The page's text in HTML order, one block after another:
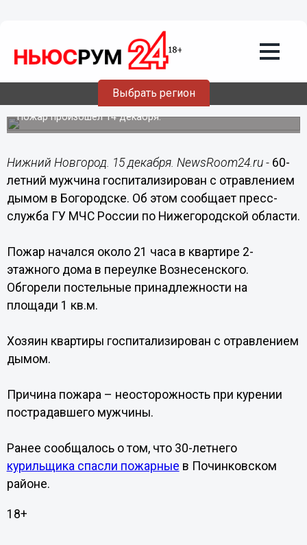
Выбрать регион
15.12.201712:19
60-летний мужчина госпитализирован
с отравлением дымом в Богородске
Пожар произошел 14 декабря.
Нижний Новгород. 15 декабря. NewsRoom24.ru - 60-
летний мужчина госпитализирован с отравлением
дымом в Богородске. Об этом сообщает пресс-
служба ГУ МЧС России по Нижегородской области.
Пожар начался около 21 часа в квартире 2-
этажного дома в переулке Вознесенского.
Обгорели постельные принадлежности на
площади 1 кв.м.
Хозяин квартиры госпитализирован с отравлением
дымом.
Причина пожара – неосторожность при курении
пострадавшего мужчины.
Ранее сообщалось о том, что 30-летнего
курильщика спасли пожарные в Починковском
районе.
18+